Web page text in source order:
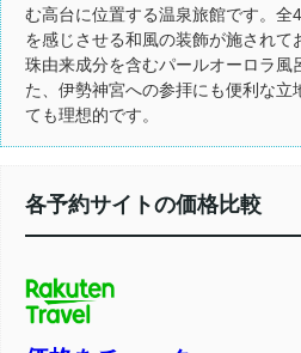
む高台に位置する温泉旅館です。全
を感じさせる和風の装飾が施され
珠由来成分を含むパールオーロラ風
た、伊勢神宮への参拝にも便利な立
ても理想的です。
各予約サイトの価格比較